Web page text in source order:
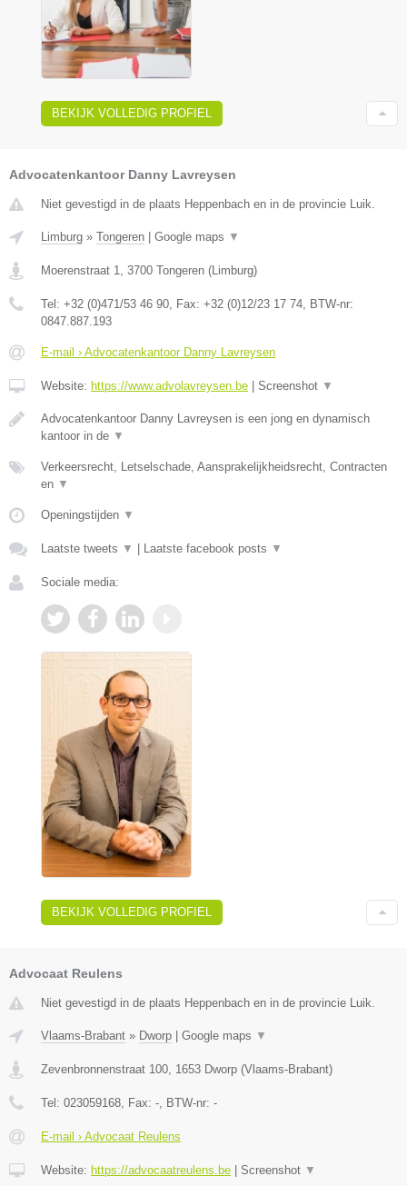
BEKIJK VOLLEDIG PROFIEL
Advocatenkantoor Danny Lavreysen
Niet gevestigd in de plaats Heppenbach en in de provincie Luik.
Limburg » Tongeren Google maps ▼
Moerenstraat 1 3700 Tongeren ( Limburg)
Tel: +32 (0)471/53 46 90 , Fax: +32 (0)12/23 17 74 , BTW-nr:
0847.887.193
E-mail › Advocatenkantoor Danny Lavreysen
Website: https://www.advolavreysen.be Screenshot ▼
Advocatenkantoor Danny Lavreysen is een jong en dynamisch
kantoor in de ▼
Verkeersrecht, Letselschade, Aansprakelijkheidsrecht, Contracten
en ▼
Openingstijden ▼
Laatste tweets ▼ Laatste facebook posts ▼
Sociale media:
BEKIJK VOLLEDIG PROFIEL
Advocaat Reulens
Niet gevestigd in de plaats Heppenbach en in de provincie Luik.
Vlaams-Brabant » Dworp Google maps ▼
Zevenbronnenstraat 100 1653 Dworp (Vlaams-Brabant)
Tel: 023059168 , Fax: - , BTW-nr: -
E-mail › Advocaat Reulens
Website: https://advocaatreulens.be Screenshot ▼